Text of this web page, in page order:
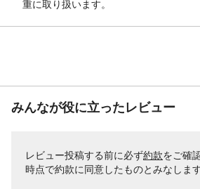
重に取り扱います。
みんなが役に立ったレビュー
レビュー投稿する前に必ず約款をご確
時点で約款に同意したものとみなします